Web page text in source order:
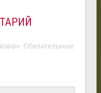
Обязательные